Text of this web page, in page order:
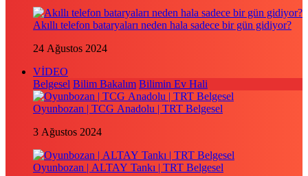
Akıllı telefon bataryaları neden hala sadece bir gün gidiyor?
24 Ağustos 2024
VİDEO
Belgesel Bilim Bakalım Bilimin Ev Hali
Oyunbozan | TCG Anadolu | TRT Belgesel
3 Ağustos 2024
Oyunbozan | ALTAY Tankı | TRT Belgesel